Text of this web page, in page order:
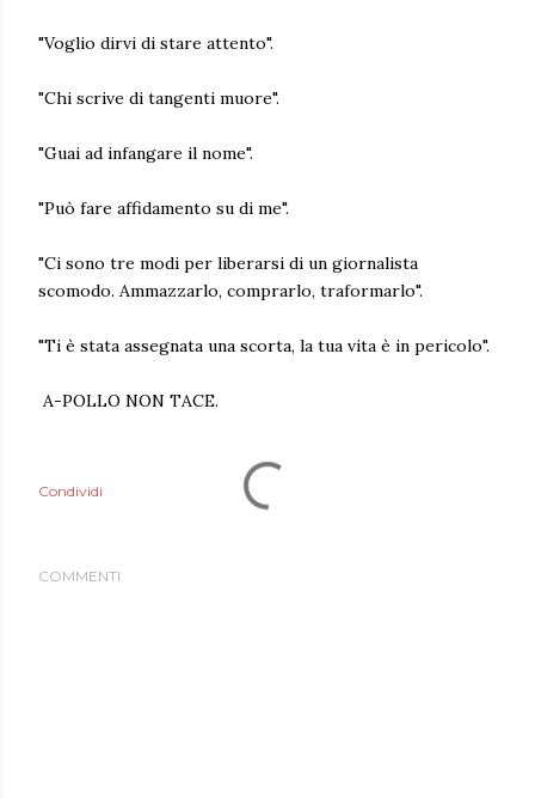
"Voglio dirvi di stare attento".
"Chi scrive di tangenti muore".
"Guai ad infangare il nome".
"Può fare affidamento su di me".
"Ci sono tre modi per liberarsi di un giornalista
scomodo. Ammazzarlo, comprarlo, traformarlo".
"Ti è stata assegnata una scorta, la tua vita è in pericolo".
A-POLLO NON TACE.
Condividi
COMMENTI